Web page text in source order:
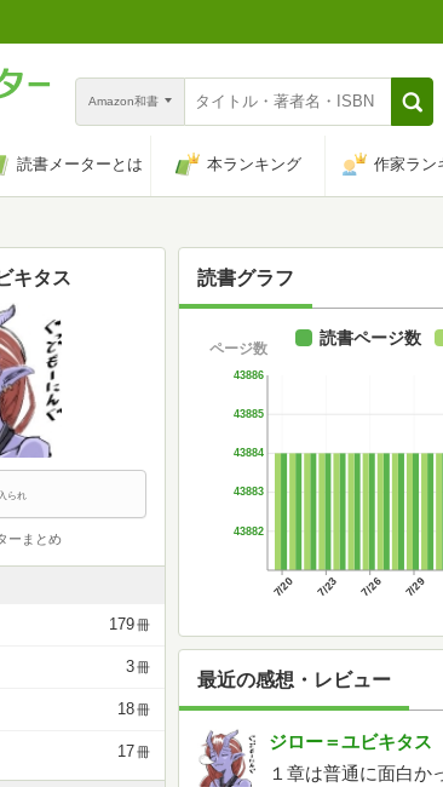
Amazon和書
読書メーターとは 本ランキング 作家ラン
読書グラフ
7/20 7/23 7/26 7/29
43882
43883
43884
43885
43886
ページ数
読書ページ数
最近の感想・レビュー
ジロー＝ユビキタス
１章は普通に面白か
キタス
られ
ーまとめ
179冊
3冊
18冊
17冊